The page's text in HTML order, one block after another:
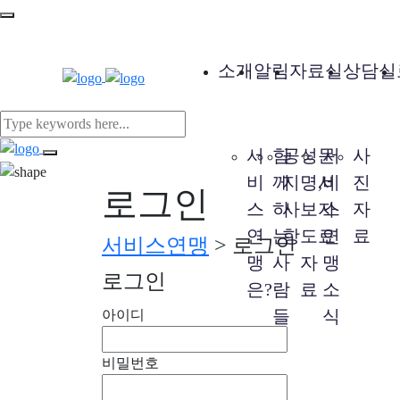
소개
서
비
스
연
맹
은?
함
께
하
는
사
람
들
알림
공
지
사
항
성
명,
보
도
자
료
서
비
스
연
맹
소
식
자료실
문
서
자
료
사
진
자
료
상담실
로그인
서비스연맹 > 로그인
로그인
아이디
비밀번호